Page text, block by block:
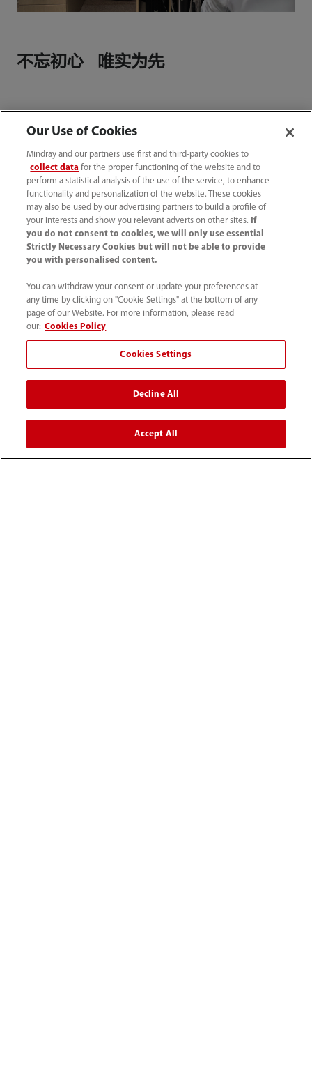
不忘初心 唯实为先
启元超声大模型的正式发布，是迈瑞不忘初心，
深入临床场景兑现每一步使命的体现，同时也是
推动超声迈入智能新时代的开始。
从单机性能到生态互联，从单点智能到全栈全
景，从概念到落地。围绕“设备+IT+AI”，迈瑞持
续打造数智影像生态，与医者同成长，与行业共
处。
Our Use of Cookies
Mindray and our partners use first and third-party cookies to
collect data for the proper functioning of the website and to
perform a statistical analysis of the use of the service, to enhance
functionality and personalization of the website. These cookies
may also be used by our advertising partners to build a profile of
your interests and show you relevant adverts on other sites.
If
you do not consent to cookies, we will only use essential
Strictly Necessary Cookies but will not be able to provide
you with personalised content.
You can withdraw your consent or update your preferences at
any time by clicking on "Cookie Settings" at the bottom of any
page of our Website. For more information, please read
our: Cookies Policy
Cookies Settings
Decline All
Accept All